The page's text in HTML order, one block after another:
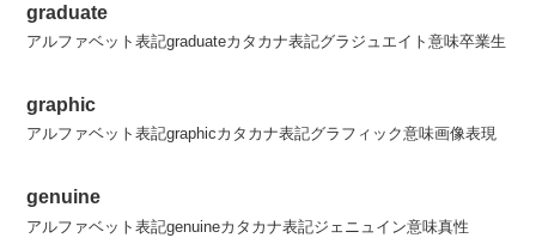
graduate
アルファベット表記graduateカタカナ表記グラジュエイト意味卒業生
graphic
アルファベット表記graphicカタカナ表記グラフィック意味画像表現
genuine
アルファベット表記genuineカタカナ表記ジェニュイン意味真性